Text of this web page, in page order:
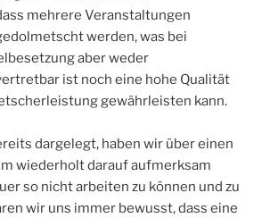
mehrere Veranstaltungen
werden, was bei
aber weder
ist noch eine hohe Qualität
gewährleisten kann.
dargelegt, haben wir über einen
wiederholt darauf aufmerksam
so nicht arbeiten zu können und zu
wir uns immer bewusst, dass eine